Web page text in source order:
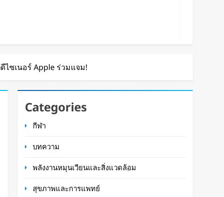
ไซเนอร์ Apple ร่วมแจม!
Categories
กีฬา
บทความ
พลังงานหมุนเวียนและสิ่งแวดล้อม
สุขภาพและการแพทย์